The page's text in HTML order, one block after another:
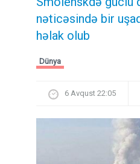
nəticəsində bir
həlak olub
Dünya
6 Avqust 22:05